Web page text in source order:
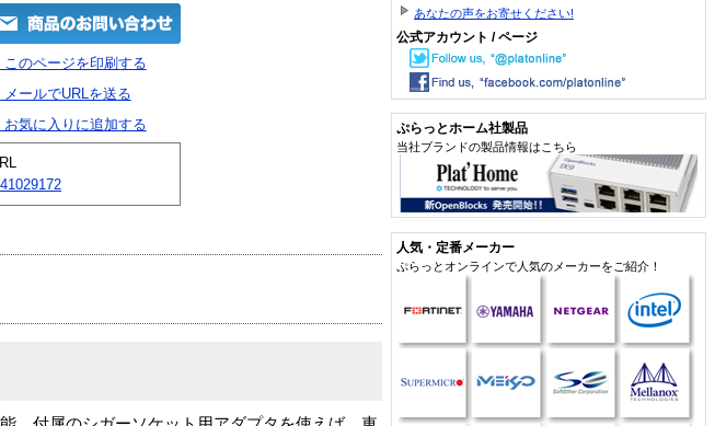
このページを印刷する
メールでURLを送る
お気に入りに追加する
あなたの声をお寄せください!
公式アカウント / ページ
ぷらっとホーム社製品
当社ブランドの製品情報はこちら
人気・定番メーカー
ぷらっとオンラインで人気のメーカーをご紹介！